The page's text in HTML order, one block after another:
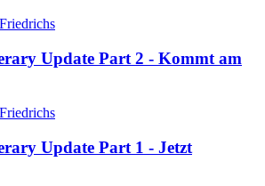
Update Part 2 - Kommt am
Update Part 1 - Jetzt